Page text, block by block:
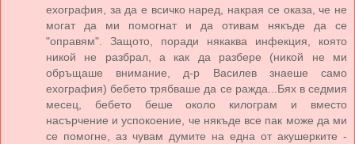
ехография, за да е всичко наред, накрая се оказа, че не
могат да ми помогнат и да отивам някъде да се
"оправям". Защото, поради някаква инфекция, която
никой не разбрал, а как да разбере (никой не ми
обръщаше внимание, д-р Василев знаеше само
ехография) бебето трябваше да се ражда...Бях в седмия
месец, бебето беше около килограм и вместо
насърчение и успокоение, че някъде все пак може да ми
се помогне, аз чувам думите на една от акушерките -